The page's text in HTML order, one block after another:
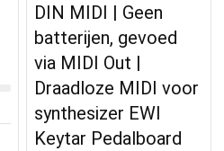
DIN MIDI | Geen
batterijen, gevoed
via MIDI Out |
Draadloze MIDI voor
synthesizer EWI
Keytar Pedalboard